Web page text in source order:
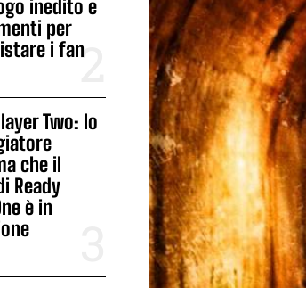
inedito e
per
i fan
Two: lo
che il
Ready
è in